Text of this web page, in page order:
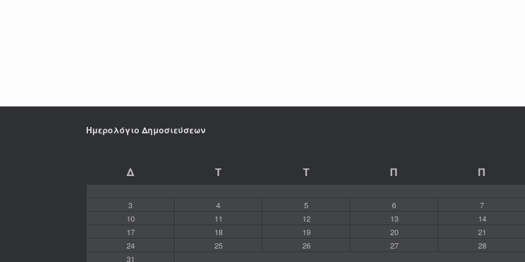
Ημερολόγιο Δημοσιεύσεων
Δ Τ Τ Π Π
3
4 5 6 7
10
11 12 13 14
17
18 19 20 21
24
25 26 27 28
31